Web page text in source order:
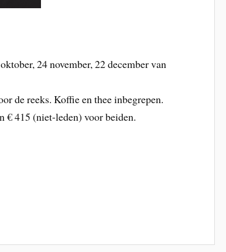
24 november, 22 december van
de reeks. Koffie en thee inbegrepen.
€ 415 (niet-leden) voor beiden.